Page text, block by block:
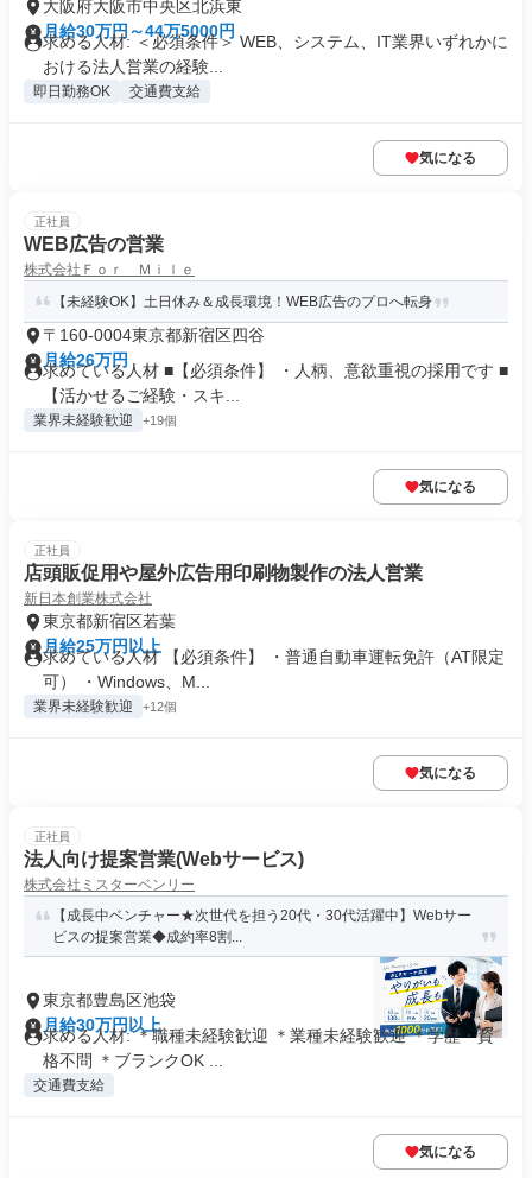
大阪府大阪市中央区北浜東
月給30万円～44万5000円
求める人材: ＜必須条件＞ WEB、システム、IT業界いずれかに
おける法人営業の経験...
即日勤務OK 交通費支給
気になる
正社員
WEB広告の営業
株式会社Ｆｏｒ Ｍｉｌｅ
【未経験OK】土日休み＆成長環境！WEB広告のプロへ転身
〒160-0004東京都新宿区四谷
月給26万円
求めている人材 ■【必須条件】 ・人柄、意欲重視の採用です ■
【活かせるご経験・スキ...
業界未経験歓迎 +19個
気になる
正社員
店頭販促用や屋外広告用印刷物製作の法人営業
新日本創業株式会社
東京都新宿区若葉
月給25万円以上
求めている人材 【必須条件】 ・普通自動車運転免許（AT限定
可） ・Windows、M...
業界未経験歓迎 +12個
気になる
正社員
法人向け提案営業(Webサービス)
株式会社ミスターベンリー
【成長中ベンチャー★次世代を担う20代・30代活躍中】Webサー
ビスの提案営業◆成約率8割...
東京都豊島区池袋
月給30万円以上
求める人材: ＊職種未経験歓迎 ＊業種未経験歓迎 ＊学歴・資
格不問 ＊ブランクOK ...
交通費支給
気になる